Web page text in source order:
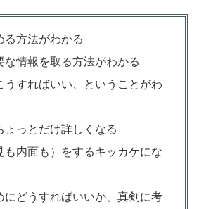
る方法がわかる
な情報を取る方法がわかる
うすればいい、ということがわ
ょっとだけ詳しくなる
も内面も）をするキッカケにな
にどうすればいいか、真剣に考